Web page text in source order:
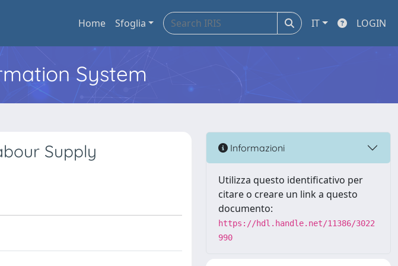
Home Sfoglia IT LOGIN
System
Supply Informazioni
Utilizza questo identificativo per
citare o creare un link a questo
documento:
https://hdl.handle.net/11386/3022
990